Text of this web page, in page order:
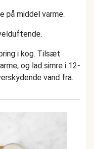
på middel varme.
i kog. Tilsæt
og lad simre i 12-
vand fra.